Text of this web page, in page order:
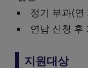
정기 부과(연
연납 신청 후
지원대상